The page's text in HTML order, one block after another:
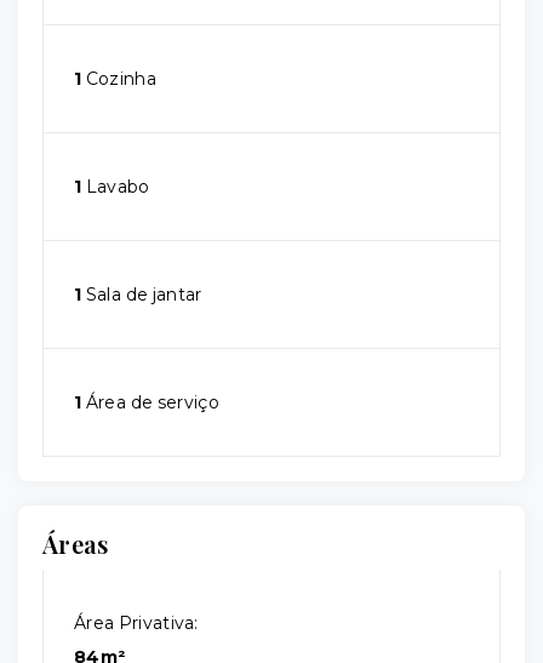
1 Cozinha
1 Lavabo
1 Sala de jantar
1 Área de serviço
Áreas
Área Privativa:
84m²